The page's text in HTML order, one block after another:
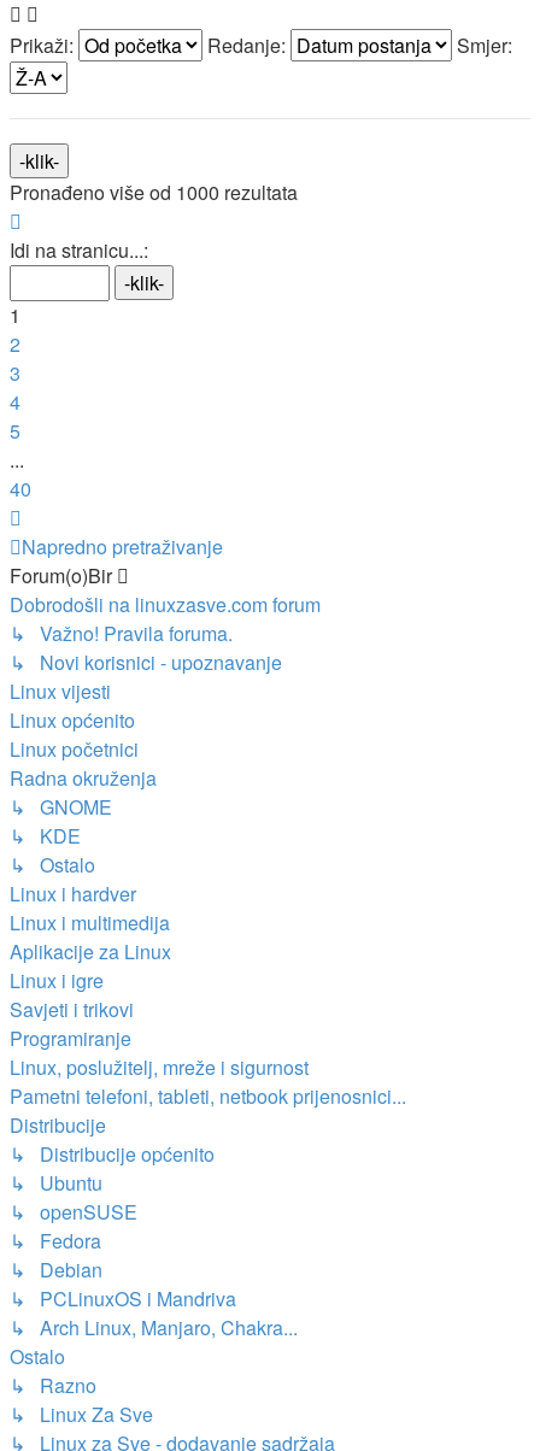
Prikaži: Redanje: Smjer:
Pronađeno više od 1000 rezultata
1 40.
Idi na stranicu...:
1
2
3
4
5
...
40
Napredno pretraživanje
Forum(o)Bir
Dobrodošli na linuxzasve.com forum
↳ Važno! Pravila foruma.
↳ Novi korisnici - upoznavanje
Linux vijesti
Linux općenito
Linux početnici
Radna okruženja
↳ GNOME
↳ KDE
↳ Ostalo
Linux i hardver
Linux i multimedija
Aplikacije za Linux
Linux i igre
Savjeti i trikovi
Programiranje
Linux, poslužitelj, mreže i sigurnost
Pametni telefoni, tableti, netbook prijenosnici...
Distribucije
↳ Distribucije općenito
↳ Ubuntu
↳ openSUSE
↳ Fedora
↳ Debian
↳ PCLinuxOS i Mandriva
↳ Arch Linux, Manjaro, Chakra...
Ostalo
↳ Razno
↳ Linux Za Sve
↳ Linux za Sve - dodavanje sadržaja